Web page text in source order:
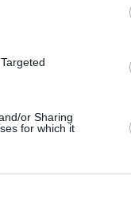
or Sharing
for which it